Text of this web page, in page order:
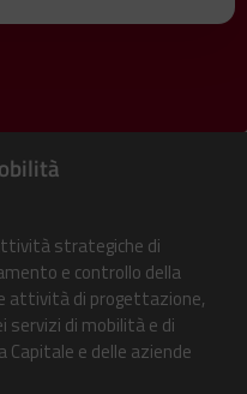
strategiche di
e controllo della
attività di progettazione,
servizi di mobilità e di
Capitale e delle aziende